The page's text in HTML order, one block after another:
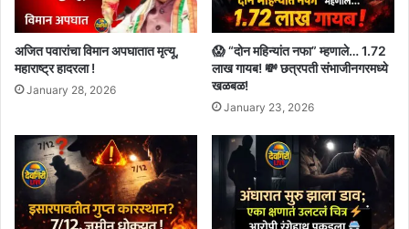
अजित पवारांचा विमान अपघातात मृत्यू,
महाराष्ट्र हादरला !
January 28, 2026
😱 “दोन महिन्यांत नफा” म्हणाले… 1.72
लाख गायब! 💸 छत्रपती संभाजीनगरमध्ये
खळबळ!
January 23, 2026